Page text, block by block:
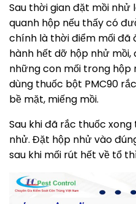
Sau thời gian đặt mồi nhử
quanh hộp nếu thấy có
chính là thời điểm mối đã
hành hết dỡ hộp nhử
những con mối trong hộp
dùng thuốc bột PMC90
bề mặt, miếng mồi.
Sau khi đã rắc thuốc
nhử. Đặt hộp nhử vào
sau khi mối rút hết về tổ